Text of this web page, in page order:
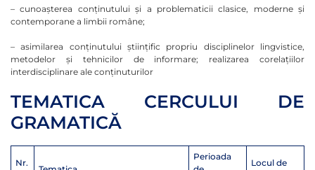
– cunoaşterea conţinutului şi a problematicii clasice, moderne şi
contemporane a limbii române;
– asimilarea conţinutului ştiinţific propriu disciplinelor lingvistice,
metodelor şi tehnicilor de informare; realizarea corelaţiilor
interdisciplinare ale conţinuturilor
TEMATICA CERCULUI DE
GRAMATICĂ
Nr.
Perioada
Locul de